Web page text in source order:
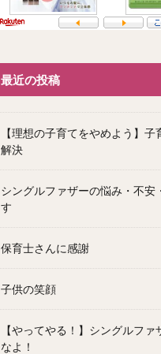
最近の投稿
【理想の子育てをやめよう】
解決
シングルファザーの悩み・不安
す
保育士さんに感謝
子供の笑顔
【やってやる！】シングルフ
なよ！